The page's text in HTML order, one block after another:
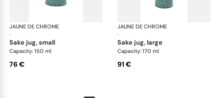
JAUNE DE CHROME
·
Nymphéa
sake jug, small
Capacity: 150 ml
76 €
JAUNE DE CHROME
·
sake jug, large
Capacity: 170 ml
91 €